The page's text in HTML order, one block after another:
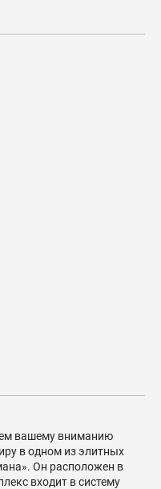
вашему вниманию
в одном из элитных
Он расположен в
входит в систему